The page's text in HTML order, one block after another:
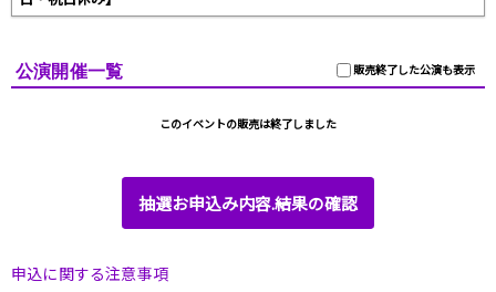
販売終了した公演も表示
公演開催一覧
このイベントの販売は終了しました
抽選お申込み内容.結果の確認
申込に関する注意事項